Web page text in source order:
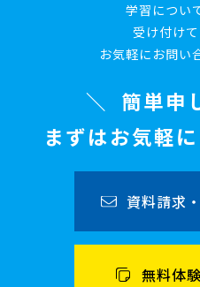
学習につい
受け付けて
お気軽にお問い
簡単申
まずはお気軽
資料請求
無料体